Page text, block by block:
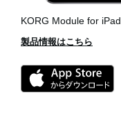
KORG Module for iPad
製品情報はこちら